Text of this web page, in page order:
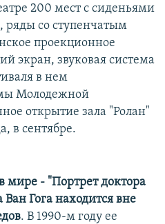
200 мест с сиденьями
ряды со ступенчатым
проекционное
экран, звуковая система
в нем
Молодежной
открытие зала "Ролан"
в сентябре.
мире - "Портрет доктора
Гога находится вне
. В 1990-м году ее